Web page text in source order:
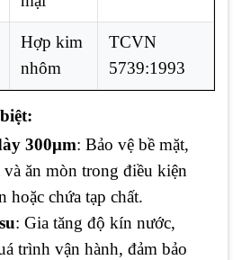
Hợp kim
nhôm
TCVN
5739:1993
300μm: Bảo vệ bề mặt,
ăn mòn trong điều kiện
hoặc chứa tạp chất.
: Gia tăng độ kín nước,
trình vận hành, đảm bảo